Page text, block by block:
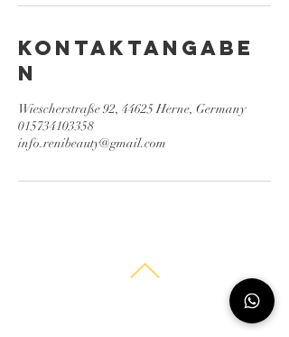
Kontaktangabe
n
Wiescherstraße 92, 44625 Herne, Germany
015734103358
info.renibeauty@gmail.com